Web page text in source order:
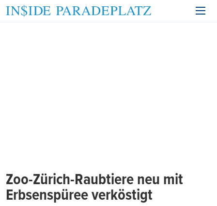
Zoo-Zürich-Raubtiere neu mit
Erbsenspüree verköstigt